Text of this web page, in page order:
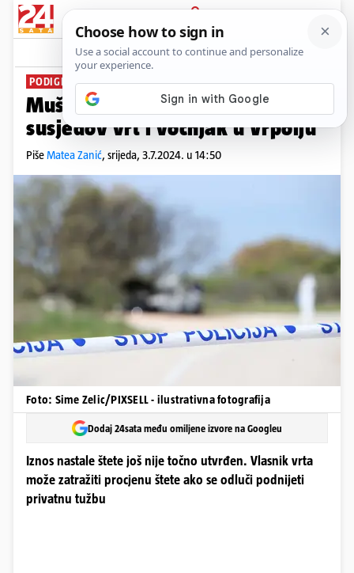
PRIJAVA
News Komentari
PODIGNUTA KAZNENA PRIJAVA
Muškarac (63) otrovom uništio
susjedov vrt i voćnjak u Vrpolju
PišeMatea Zanić, srijeda, 3.7.2024. u 14:50
Foto: Sime Zelic/PIXSELL - ilustrativna fotografija
Dodaj 24sata među omiljene izvore na Googleu
Iznos nastale štete još nije točno utvrđen. Vlasnik vrta
može zatražiti procjenu štete ako se odluči podnijeti
privatnu tužbu